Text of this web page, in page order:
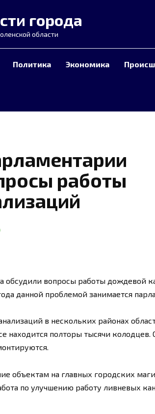
города
области
Политика Экономика
работы
обсудили вопросы работы дождевой
данной проблемой занимается
в нескольких районах
находится полторы тысячи колодцев.
объектам на главных городских
по улучшению работу ливневых